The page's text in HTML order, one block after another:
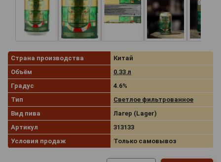
Страна производства
Китай
Объём
0.33 л
Градус
4.6%
Тип
Светлое фильтрованное
Вид пива
Лагер (Lager)
Артикул
313133
Условия продаж
Только самовывоз